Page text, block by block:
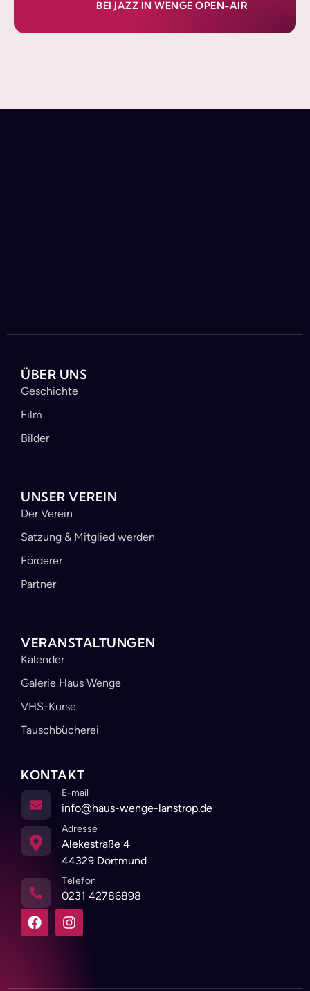
BEI JAZZ IN WENGE OPEN-AIR
ÜBER UNS
Geschichte
Film
Bilder
UNSER VEREIN
Der Verein
Satzung & Mitglied werden
Förderer
Partner
VERANSTALTUNGEN
Kalender
Galerie Haus Wenge
VHS-Kurse
Tauschbücherei
KONTAKT
E-mail
info@haus-wenge-lanstrop.de
Adresse
Alekestraße 4
44329 Dortmund
Telefon
0231 42786898